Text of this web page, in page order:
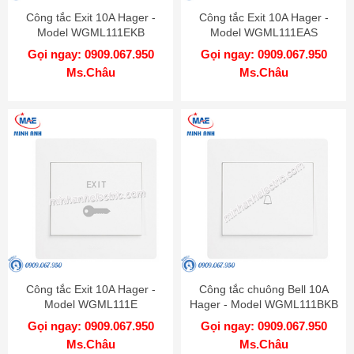
Công tắc Exit 10A Hager -
Model WGML111EKB
Gọi ngay: 0909.067.950
Ms.Châu
Công tắc Exit 10A Hager -
Model WGML111EAS
Gọi ngay: 0909.067.950
Ms.Châu
Công tắc Exit 10A Hager -
Model WGML111E
Gọi ngay: 0909.067.950
Ms.Châu
Công tắc chuông Bell 10A
Hager - Model WGML111BKB
Gọi ngay: 0909.067.950
Ms.Châu